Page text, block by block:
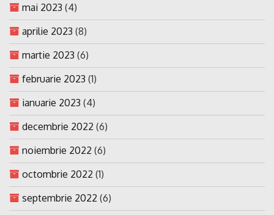
mai 2023 (4)
aprilie 2023 (8)
martie 2023 (6)
februarie 2023 (1)
ianuarie 2023 (4)
decembrie 2022 (6)
noiembrie 2022 (6)
octombrie 2022 (1)
septembrie 2022 (6)